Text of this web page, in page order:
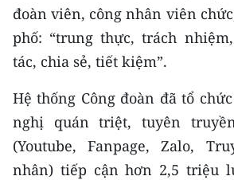
Media Thế giới
Media Thể thao
Media Y tế
Media Khoa học - Công nghệ
đoàn viên, công nhân viên
phố: “trung thực, trách
tác, chia sẻ, tiết kiệm”.
Hệ thống Công đoàn đã tổ
nghị quán triệt, tuyên
(Youtube, Fanpage, Zalo,
nhân) tiếp cận hơn 2,5 triệu